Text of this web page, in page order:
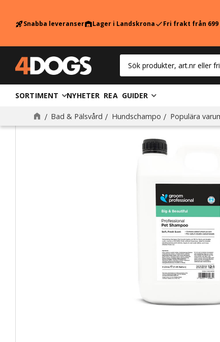
rocket_launchSnabba leveranserwarehouseLager i LandskronacheckFri frakt från 699
SORTIMENT NYHETER REA GUIDER
Bad & Pälsvård Hundschampo Populära